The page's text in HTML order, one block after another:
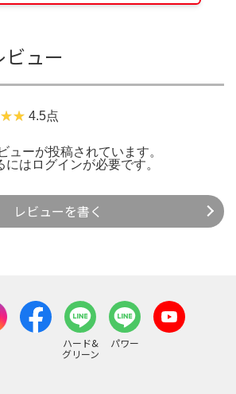
ュー
4.5点
ューが投稿されています。
には ログインが必要です。
レビューを書く
ハード&
グリーン
パワー